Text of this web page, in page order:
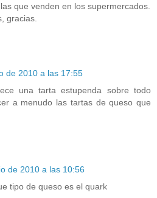
que venden en los supermercados.
gracias.
de 2010 a las 17:55
una tarta estupenda sobre todo
a menudo las tartas de queso que
de 2010 a las 10:56
tipo de queso es el quark